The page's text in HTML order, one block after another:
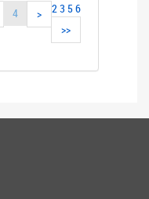
23
4 56
>
>>